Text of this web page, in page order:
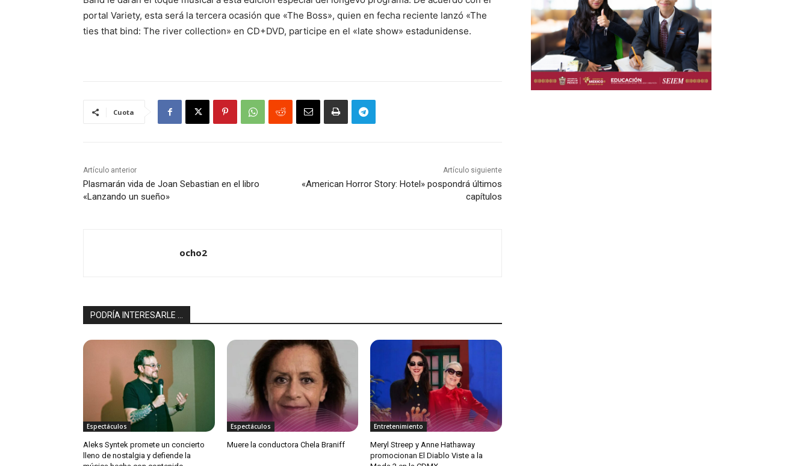
portal Variety, esta será la tercera ocasión que «The Boss», quien en fecha reciente lanzó «The
ties that bind: The river collection» en CD+DVD, participe en el «late show» estadunidense.
Cuota
Artículo anterior
Plasmarán vida de Joan Sebastian en el libro
«Lanzando un sueño»
Artículo siguiente
«American Horror Story: Hotel» pospondrá últimos
capítulos
ocho2
PODRÍA INTERESARLE ...
Espectáculos
Aleks Syntek promete un concierto
lleno de nostalgia y defiende la
Espectáculos
Muere la conductora Chela Braniff
Entretenimiento
Meryl Streep y Anne Hathaway
promocionan El Diablo Viste a la